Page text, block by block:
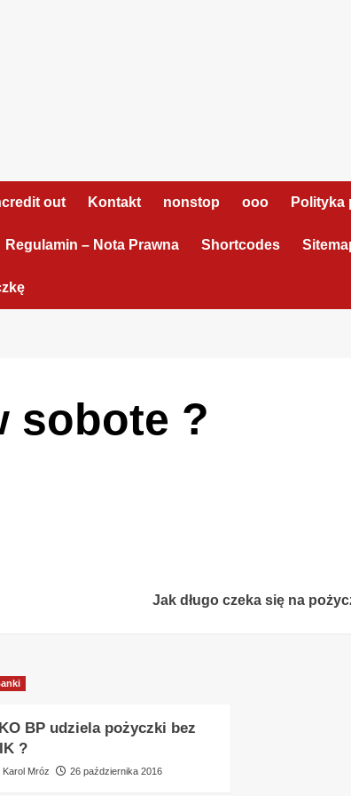
out Kontakt nonstop ooo Polityka
Regulamin – Nota Prawna Shortcodes
sobote ?
Jak długo czeka się na
BP udziela pożyczki bez
?
Karol Mróz 26 października 2016